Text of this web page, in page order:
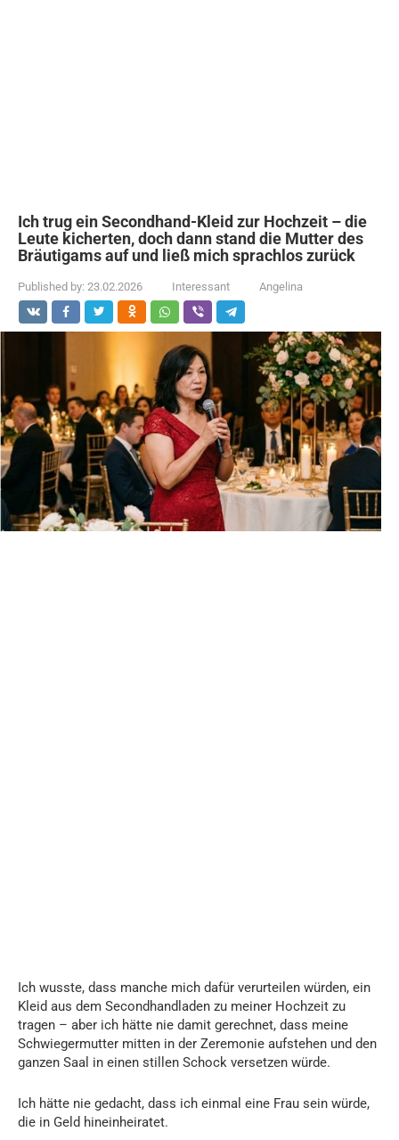
Ich trug ein Secondhand-Kleid zur Hochzeit – die
Leute kicherten, doch dann stand die Mutter des
Bräutigams auf und ließ mich sprachlos zurück
Published by: 23.02.2026 Interessant Angelina
Ich wusste, dass manche mich dafür verurteilen würden, ein
Kleid aus dem Secondhandladen zu meiner Hochzeit zu
tragen – aber ich hätte nie damit gerechnet, dass meine
Schwiegermutter mitten in der Zeremonie aufstehen und den
ganzen Saal in einen stillen Schock versetzen würde.
Ich hätte nie gedacht, dass ich einmal eine Frau sein würde,
die in Geld hineinheiratet.